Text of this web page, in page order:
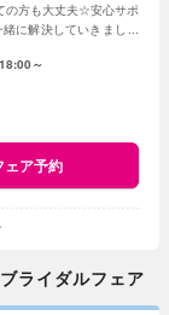
の方も大丈夫☆安心サポ
に解決していきましょ
18:00～
ェア予約
ライダルフェア